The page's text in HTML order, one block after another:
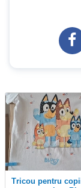
Tricou pentru copii pictat